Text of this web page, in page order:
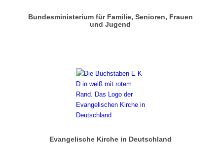
Bundesministerium für Familie, Senioren, Frauen
und Jugend
Evangelische Kirche in Deutschland